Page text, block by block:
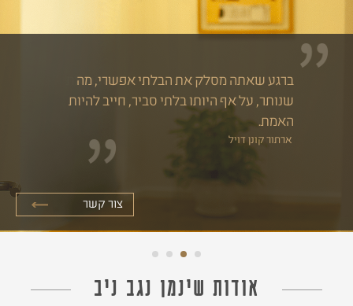
החברה אינה חזקה אלא כשהיא חושפת את
האמת לאור השמש.
אמיל זולא
צור קשר
אודות שינמן נגב ניב